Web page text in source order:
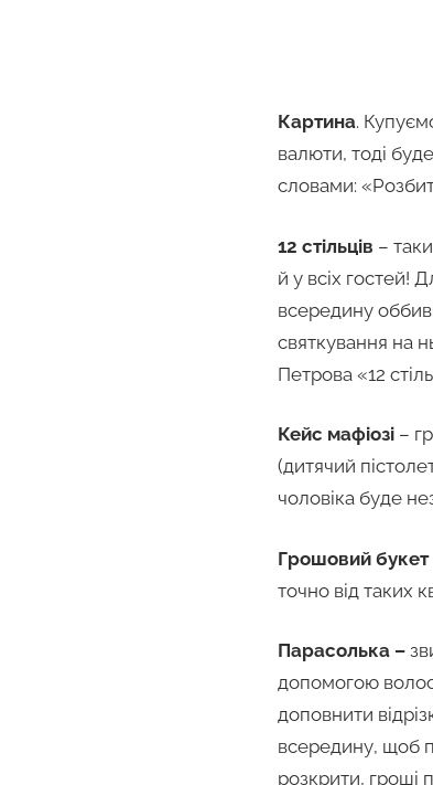
Картина.
валюти, тоді
словами:
12 стільців –
й у всіх гостей!
всередину
святкування на
Петрова «12
Кейс мафіозі –
(дитячий
чоловіка буде
Грошовий букет
точно від таких
Парасолька –
допомогою
доповнити
всередину, щоб
розкрити, гроші